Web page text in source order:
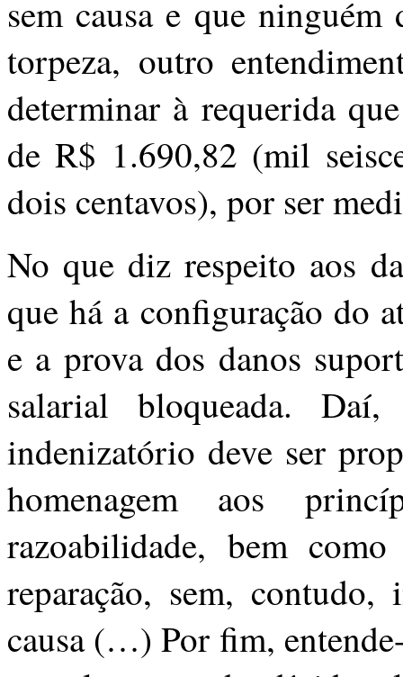
sem causa e que
torpeza, outro
determinar à requerida
de R$ 1.690,82 (mil
dois centavos), por ser
No que diz respeito aos
que há a configuração do
e a prova dos danos
salarial bloqueada.
indenizatório deve ser
homenagem aos
razoabilidade, bem
reparação, sem,
causa (…) Por fim,